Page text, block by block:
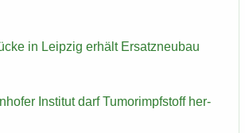
in Leip­zig er­hält Er­satz­neu­bau
In­sti­tut darf Tu­mor­impf­stoff her­